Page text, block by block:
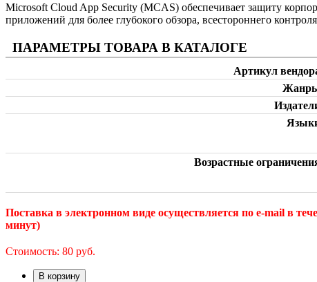
Microsoft Cloud App Security (MCAS) обеспечивает защиту
приложений для более глубокого обзора, всестороннего
ПАРАМЕТРЫ ТОВАРА В КАТАЛОГЕ
Артикул
Возрастные
Поставка в электронном виде осуществляется по e-mail в
минут)
Стоимость: 80 руб.
В корзину